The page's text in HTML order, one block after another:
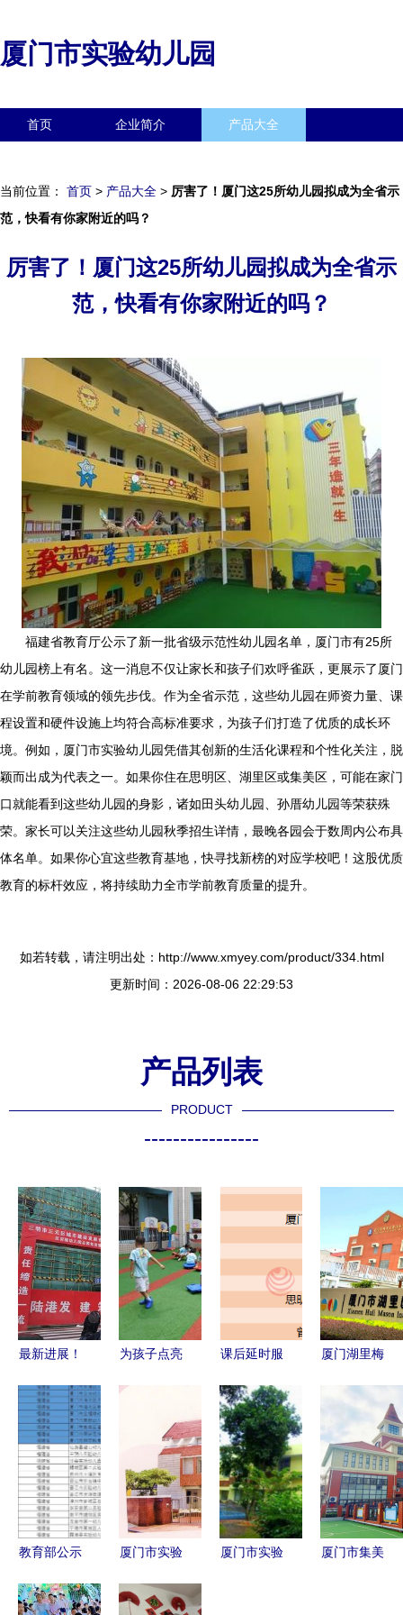
厦门市实验幼儿园
首页 企业简介 产品大全
当前位置： 首页 > 产品大全 > 厉害了！厦门这25所幼儿园拟成为全省示
范，快看有你家附近的吗？
厉害了！厦门这25所幼儿园拟成为全省示
范，快看有你家附近的吗？
福建省教育厅公示了新一批省级示范性幼儿园名单，厦门市有25所
幼儿园榜上有名。这一消息不仅让家长和孩子们欢呼雀跃，更展示了厦门
在学前教育领域的领先步伐。作为全省示范，这些幼儿园在师资力量、课
程设置和硬件设施上均符合高标准要求，为孩子们打造了优质的成长环
境。例如，厦门市实验幼儿园凭借其创新的生活化课程和个性化关注，脱
颖而出成为代表之一。如果你住在思明区、湖里区或集美区，可能在家门
口就能看到这些幼儿园的身影，诸如田头幼儿园、孙厝幼儿园等荣获殊
荣。家长可以关注这些幼儿园秋季招生详情，最晚各园会于数周内公布具
体名单。如果你心宜这些教育基地，快寻找新榜的对应学校吧！这股优质
教育的标杆效应，将持续助力全市学前教育质量的提升。
如若转载，请注明出处：http://www.xmyey.com/product/334.html
更新时间：2026-08-06 22:29:53
产品列表
PRODUCT
----------------
最新进展！
儿园主体结
构正式封顶
为孩子点亮
沧实验幼儿
园与厦门市
实验幼儿园
共育成长记
课后延时服
台 厦门市
228所小学
幼儿园全面
启动（附名
单）
厦门湖里梅
厦门市实验
幼儿园全方
位解析
教育部公示
厦门九校脱
厦门市实验
建省示范性
厦门市实验
厦门市集美